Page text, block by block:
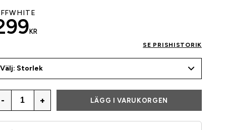
KR
SE PRISHISTORIK
Välj: Storlek
- + LÄGG I VARUKORGEN